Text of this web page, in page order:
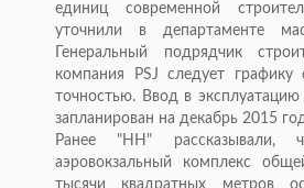
единиц современной
уточнили в департаменте
Генеральный подрядчик
компания PSJ следует графику
точностью. Ввод в эксплуатацию
запланирован на декабрь 2015
Ранее "НН" рассказывали,
аэровокзальный комплекс